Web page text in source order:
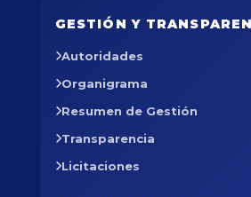
GESTIÓN Y
Autoridades
Organigrama
Resumen de Gestión
Transparencia
Licitaciones